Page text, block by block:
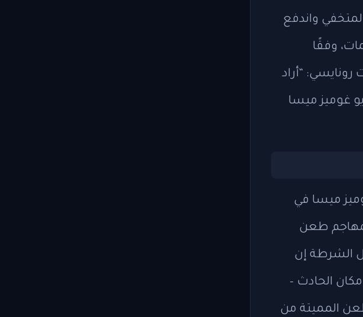
واندفع
وفقًا
“أراد
غوميز ميسا
ميسا في
طعن
الشرطة إن
الحادث –
المميتة من